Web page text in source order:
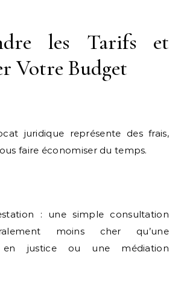
les Tarifs et
Votre Budget
juridique représente des frais,
faire économiser du temps.
: une simple consultation
moins cher qu’une
en justice ou une médiation